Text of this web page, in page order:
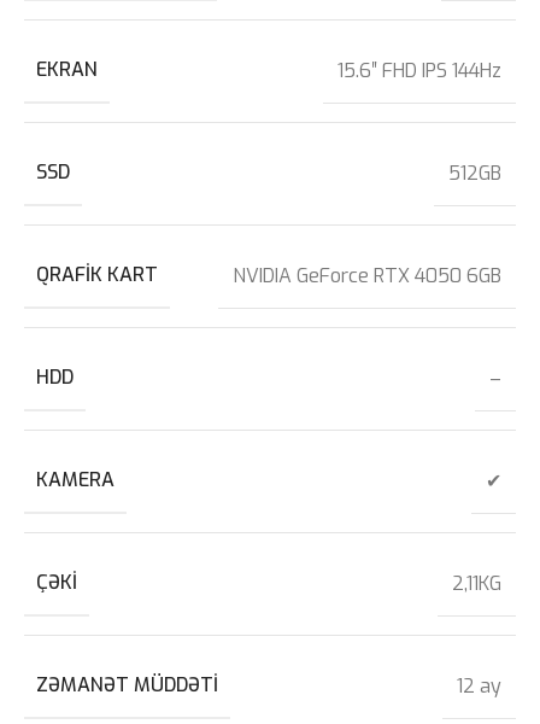
EKRAN 15.6″ FHD IPS 144Hz
SSD 512GB
QRAFIK KART NVIDIA GeForce RTX 4050 6GB
HDD –
KAMERA ✔
ÇƏKI 2,11KG
ZƏMANƏT MÜDDƏTI 12 ay